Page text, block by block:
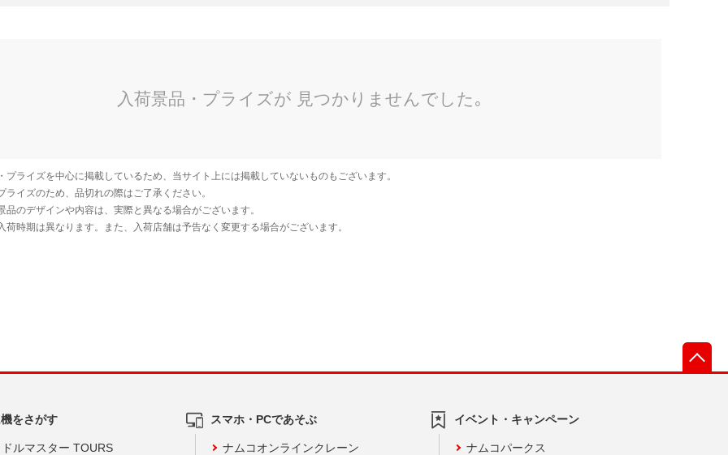
をさがす
ルマスター TOURS
スマホ・PCであそぶ
ナムコオンラインクレーン
イベント・キャンペーン
ナムコパークス